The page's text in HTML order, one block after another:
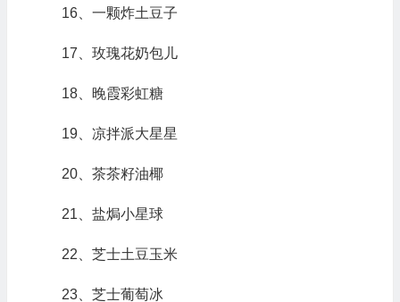
16、一颗炸土豆子
17、玫瑰花奶包儿
18、晚霞彩虹糖
19、凉拌派大星星
20、茶茶籽油椰
21、盐焗小星球
22、芝士土豆玉米
23、芝士葡萄冰